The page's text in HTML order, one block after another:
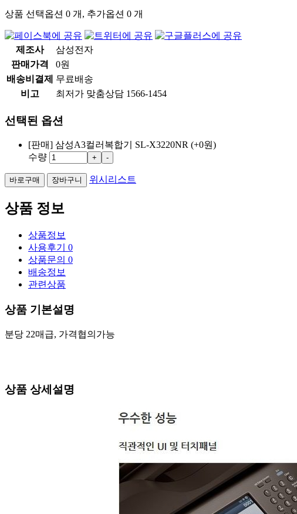
상품 선택옵션 0 개, 추가옵션 0 개
제조사
삼성전자
판매가격
0원
배송비결제
무료배송
비고
최저가 맞춤상담 1566-1454
선택된 옵션
[판매] 삼성A3컬러복합기 SL-X3220NR (+0원)
수량
+ -
위시리스트
상품 정보
상품정보
사용후기 0
상품문의 0
배송정보
관련상품
상품 기본설명
분당 22매급, 가격협의가능
상품 상세설명